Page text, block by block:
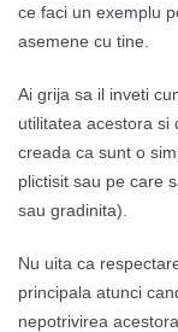
ce faci un exemplu
asemene cu tine.
Ai grija sa il inveti
utilitatea acestora si
creada ca sunt o
plictisit sau pe care
sau gradinita).
Nu uita ca
principala atunci
nepotrivirea